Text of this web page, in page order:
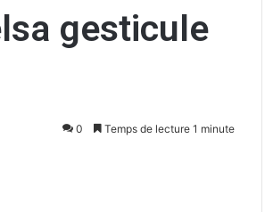
gesticule
0 Temps de lecture 1 minute